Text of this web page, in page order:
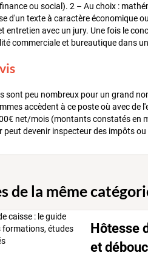
ou social). 2 – Au choix :
d'un texte à caractère économique
entretien avec un jury. Une fois le
commerciale et bureautique dans
sont peu nombreux pour un grand
accèdent à ce poste où avec de
net/mois (montants constatés en
peut devenir inspecteur des impôts
de la même
Hôtesse
et